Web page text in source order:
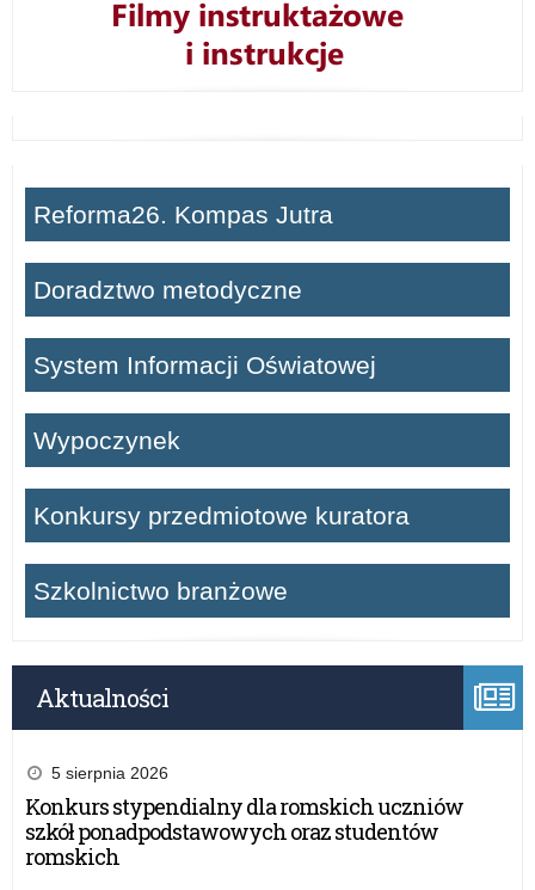
Reforma26. Kompas Jutra
Doradztwo metodyczne
System Informacji Oświatowej
Wypoczynek
Konkursy przedmiotowe kuratora
Szkolnictwo branżowe
Aktualności
5 sierpnia 2026
Konkurs stypendialny dla romskich uczniów
szkół ponadpodstawowych oraz studentów
romskich